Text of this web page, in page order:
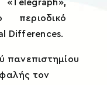
Differences.
πανεπιστημίου
τον